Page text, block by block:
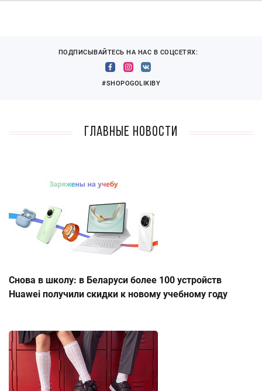
ПОДПИСЫВАЙТЕСЬ НА НАС В СОЦСЕТЯХ:
#SHOPOGOLIKIBY
Главные новости
Снова в школу: в Беларуси более 100 устройств
Huawei получили скидки к новому учебному году